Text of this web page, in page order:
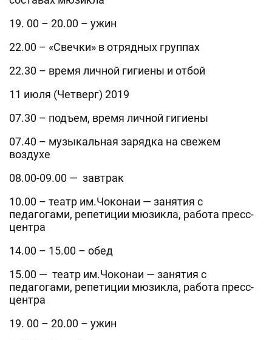
19. 00 – 20.00 – ужин
22.00 – «Свечки» в отрядных группах
22.30 – время личной гигиены и отбой
11 июля (Четверг) 2019
07.30 – подъем, время личной гигиены
07.40 – музыкальная зарядка на свежем
воздухе
08.00-09.00 — завтрак
10.00 – театр им.Чоконаи — занятия с
педагогами, репетиции мюзикла, работа пресс-
центра
14.00 – 15.00 – обед
15.00 — театр им.Чоконаи — занятия с
педагогами, репетиции мюзикла, работа пресс-
центра
19. 00 – 20.00 – ужин